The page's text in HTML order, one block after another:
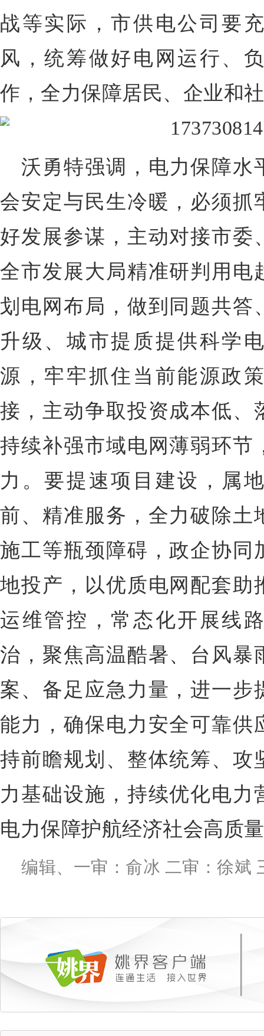
战等实际，市供电公司要
风，统筹做好电网运行、
作，全力保障居民、企业和
沃勇特强调，电力保障水
会安定与民生冷暖，必须抓
好发展参谋，主动对接市委
全市发展大局精准研判用电
划电网布局，做到同题共答
升级、城市提质提供科学
源，牢牢抓住当前能源政
接，主动争取投资成本低、
持续补强市域电网薄弱环节
力。要提速项目建设，属
前、精准服务，全力破除土
施工等瓶颈障碍，政企协同
地投产，以优质电网配套助
运维管控，常态化开展线
治，聚焦高温酷暑、台风暴
案、备足应急力量，进一步
能力，确保电力安全可靠供
持前瞻规划、整体统筹、攻
力基础设施，持续优化电
电力保障护航经济社会高质
编辑、一审：俞冰 二审：徐斌